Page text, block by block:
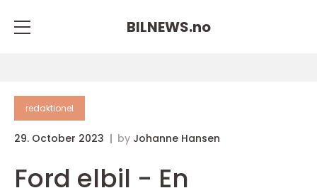
BILNEWS.no
redaktionel
29. October 2023 by Johanne Hansen
Ford elbil - En